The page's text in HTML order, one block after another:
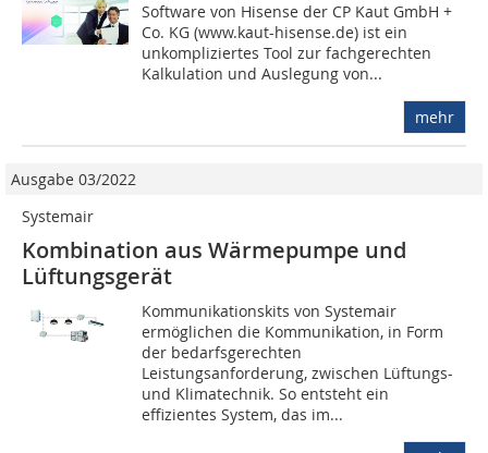
Software von Hi­sense der CP Kaut GmbH +
Co. KG (www.kaut-hisense.de) ist ein
unkompliziertes Tool zur fachgerechten
Kalkulation und Auslegung von...
mehr
Ausgabe 03/2022
Systemair
Kombination aus Wärmepumpe und
Lüftungsgerät
Kommunikationskits von Systemair
ermöglichen die Kommunikation, in Form
der bedarfsgerechten
Leistungsanforderung, zwischen Lüftungs-
und Klimatechnik. So entsteht ein
effizientes System, das im...